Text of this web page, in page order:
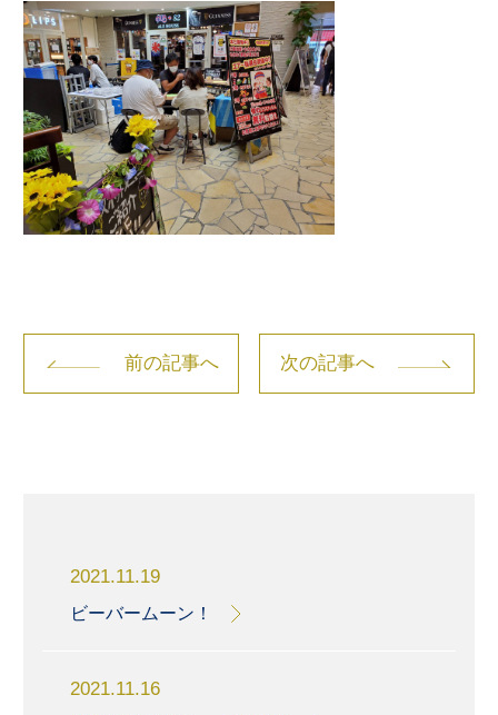
前の記事へ 次の記事へ
2021.11.19
ビーバームーン！
2021.11.16